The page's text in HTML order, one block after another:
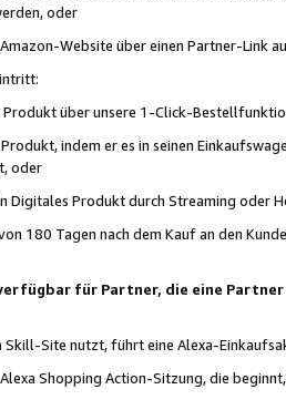
oder
Website über einen Partner-Link
über unsere 1-Click-
indem er es in seinen
oder
Digitales Produkt durch Streaming oder
180 Tagen nach dem Kauf an den
für Partner, die eine
Site nutzt, führt eine Alexa-
Shopping Action-Sitzung, die